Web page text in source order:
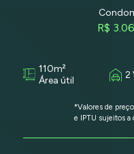
R$
110m²
Área útil
2
*Valores de
e IPTU sujeitos a